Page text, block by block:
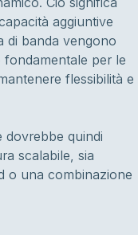
aggiuntive
di banda vengono
fondamentale per le
flessibilità e
dovrebbe quindi
scalabile, sia
o una combinazione